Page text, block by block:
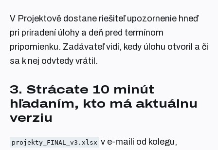
V Projektově dostane riešiteľ upozornenie hneď
pri priradení úlohy a deň pred termínom
pripomienku. Zadávateľ vidí, kedy úlohu otvoril a či
sa k nej odvtedy vrátil.
3. Strácate 10 minút
hľadaním, kto má aktuálnu
verziu
projekty_FINAL_v3.xlsx v e-maili od kolegu,